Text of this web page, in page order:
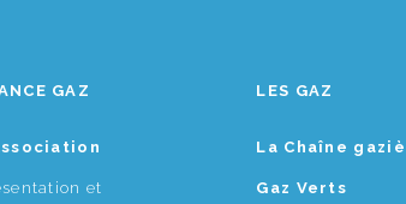
GAZ
et
LES GAZ
La Chaîne
Gaz Verts